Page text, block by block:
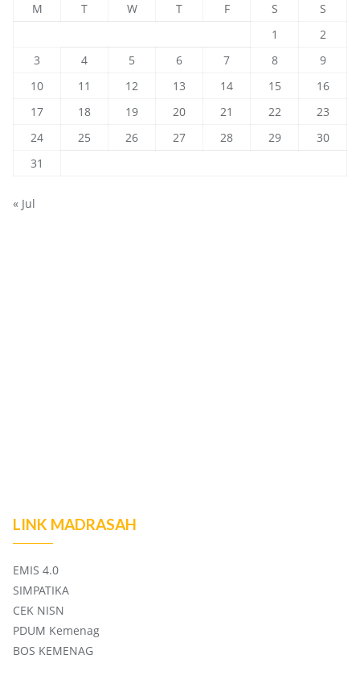
M T W T F S
S
1
2
3
4 5 6 7 8
9
10
11 12 13 14 15
16
17
18 19 20 21 22
23
24
25 26 27 28 29
30
31
« Jul
LINK MADRASAH
EMIS 4.0
SIMPATIKA
CEK NISN
PDUM Kemenag
BOS KEMENAG